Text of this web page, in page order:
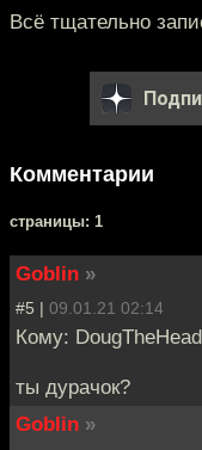
Всё тщательно
Комментарии
cтраницы: 1
Goblin »
#5 | 09.01.21 02:14
Кому:
ты дурачок?
Goblin »